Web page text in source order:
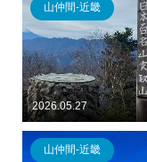
2026.05.27
山仲間-近畿
山仲間-近畿